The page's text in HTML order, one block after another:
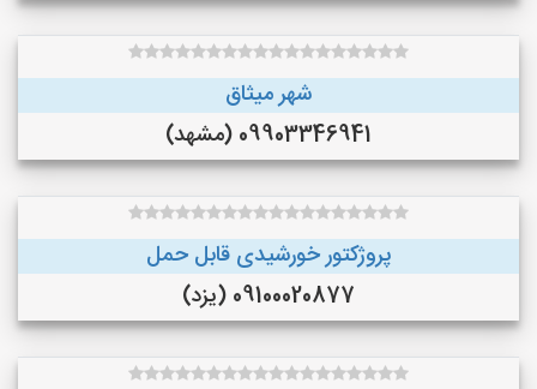
شهر میثاق
09903346941 (مشهد)
پروژکتور خورشیدی قابل حمل
09100020877 (یزد)